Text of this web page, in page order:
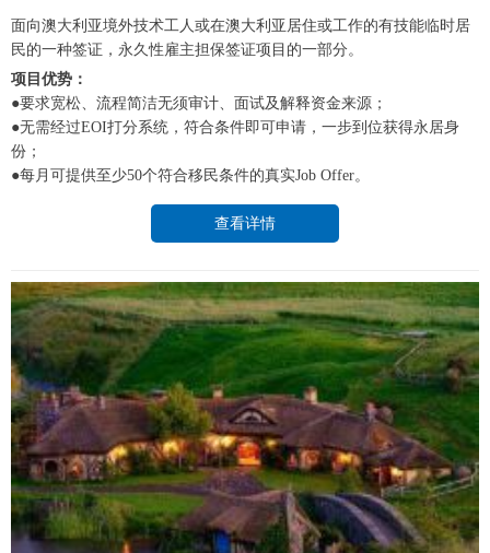
面向澳大利亚境外技术工人或在澳大利亚居住或工作的有技能临时居
民的一种签证，永久性雇主担保签证项目的一部分。
项目优势：
●要求宽松、流程简洁无须审计、面试及解释资金来源；
●无需经过EOI打分系统，符合条件即可申请，一步到位获得永居身
份；
●每月可提供至少50个符合移民条件的真实Job Offer。
查看详情